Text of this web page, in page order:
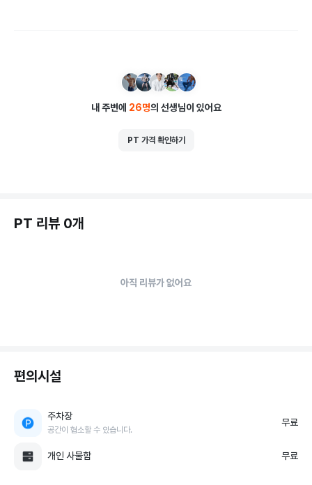
내 주변에 26명의 선생님이 있어요
PT 가격 확인하기
PT 리뷰 0개
아직 리뷰가 없어요
편의시설
주차장
공간이 협소할 수 있습니다.
무료
개인 사물함 무료